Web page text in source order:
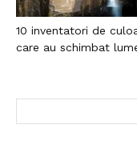
10 inventatori de
care au schimbat